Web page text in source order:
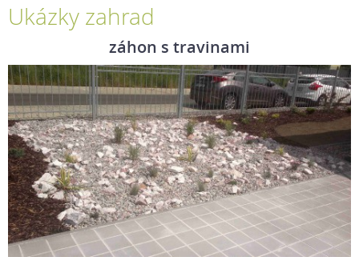
Ukázky zahrad
záhon s travinami